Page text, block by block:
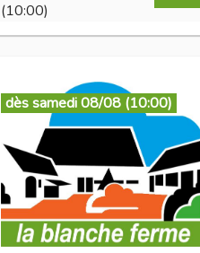
(10:00)
dès samedi 08/08 (10:00)